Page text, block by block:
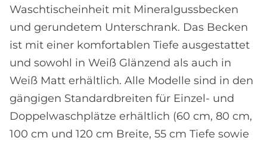
Waschtischeinheit mit Mineralgussbecken
und gerundetem Unterschrank. Das Becken
ist mit einer komfortablen Tiefe ausgestattet
und sowohl in Weiß Glänzend als auch in
Weiß Matt erhältlich. Alle Modelle sind in den
gängigen Standardbreiten für Einzel- und
Doppelwaschplätze erhältlich (60 cm, 80 cm,
100 cm und 120 cm Breite, 55 cm Tiefe sowie